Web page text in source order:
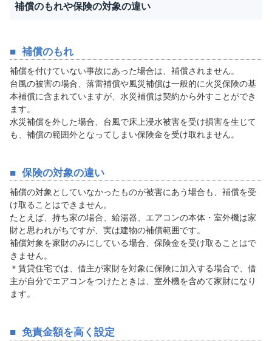
補償のもれや保険の対象の違い
補償のもれ
補償を付けていない事故にあった場合は、補償されません。
台風の被害の場合、落雷補償や風災補償は一般的に火災保険の基
本補償に含まれていますが、水災補償は契約から外すことができ
ます。
水災補償を外した場合、台風で床上浸水被害を受け損害を生じて
も、補償の範囲外となってしまい保険金を受け取れません。
保険の対象の違い
補償の対象としていなかったものが被害にあう場合も、補償を受
け取ることはできません。
たとえば、持ち家の場合、給湯器、エアコンの本体・室外機は家
財と思われがちですが、実は建物の補償範囲です。
補償対象を家財のみにしている場合、保険金を受け取ることはで
きません。
＊賃貸住宅では、借主が家財を対象に保険に加入する場合で、借
主が自分でエアコンをつけたときは、室外機を含めて家財になり
ます。
免責金額を高く設定